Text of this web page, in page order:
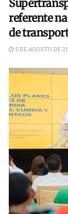
referente
de
5 DE AGOSTO DE